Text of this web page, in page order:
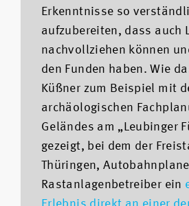
Erkenntnisse so
aufzubereiten, dass auch
nachvollziehen können
den Funden haben. Wie
Küßner zum Beispiel mit
archäologischen
Geländes am „Leubinger
gezeigt, bei dem der
Thüringen,
Rastanlagenbetreiber ein